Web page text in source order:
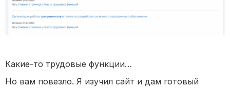
Какие-то трудовые функции…
Но вам повезло. Я изучил сайт и дам готовый